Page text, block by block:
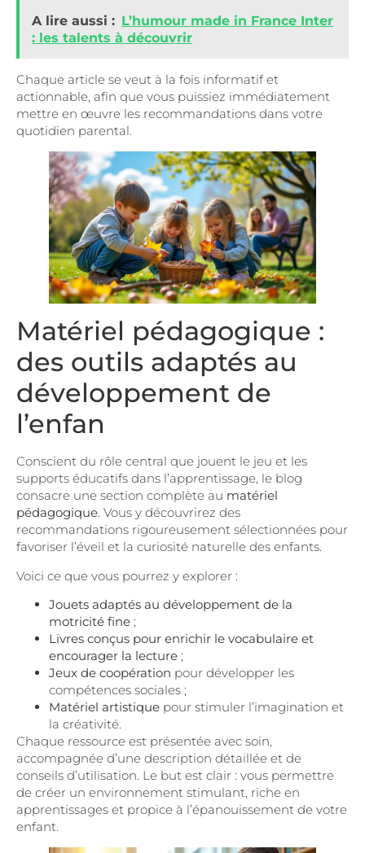
A lire aussi : L’humour made in France Inter
: les talents à découvrir
Chaque article se veut à la fois informatif et
actionnable, afin que vous puissiez immédiatement
mettre en œuvre les recommandations dans votre
quotidien parental.
Matériel pédagogique :
des outils adaptés au
développement de
l’enfan
Conscient du rôle central que jouent le jeu et les
supports éducatifs dans l’apprentissage, le blog
consacre une section complète au matériel
pédagogique. Vous y découvrirez des
recommandations rigoureusement sélectionnées pour
favoriser l’éveil et la curiosité naturelle des enfants.
Voici ce que vous pourrez y explorer :
Jouets adaptés au développement de la
motricité fine ;
Livres conçus pour enrichir le vocabulaire et
encourager la lecture ;
Jeux de coopération pour développer les
compétences sociales ;
Matériel artistique pour stimuler l’imagination et
la créativité.
Chaque ressource est présentée avec soin,
accompagnée d’une description détaillée et de
conseils d’utilisation. Le but est clair : vous permettre
de créer un environnement stimulant, riche en
apprentissages et propice à l’épanouissement de votre
enfant.